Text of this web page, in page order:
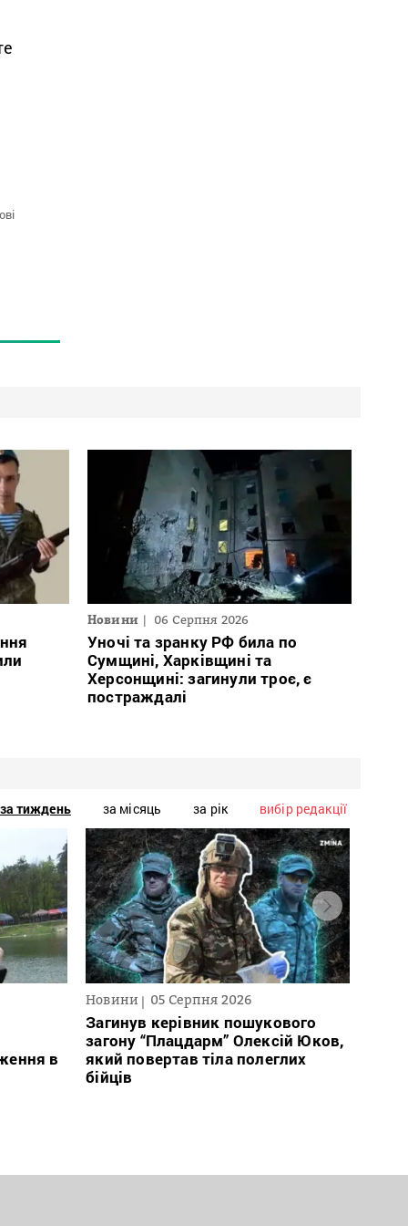
Новини 06 Серпня 2026
Уночі та зранку РФ била по
Сумщині, Харківщині та
Херсонщині: загинули троє, є
постраждалі
за тиждень за місяць за рік вибір редакції
в
Новини 05 Серпня 2026
Загинув керівник пошукового
загону “Плацдарм” Олексій Юков,
який повертав тіла полеглих
бійців